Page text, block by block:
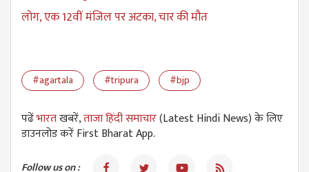
लोग, एक 12वीं मंजिल पर अटका, चार की मौत
#agartala #tripura #bjp
पढेंभारतखबरें,ताजा हिंदी समाचार(Latest Hindi News) के लिए
डाउनलोड करें First Bharat App.
Follow us on :